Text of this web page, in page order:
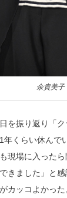
余貴美子
を振り返り「
年くらい休んで
現場に入った
きました」と
カッコよかった